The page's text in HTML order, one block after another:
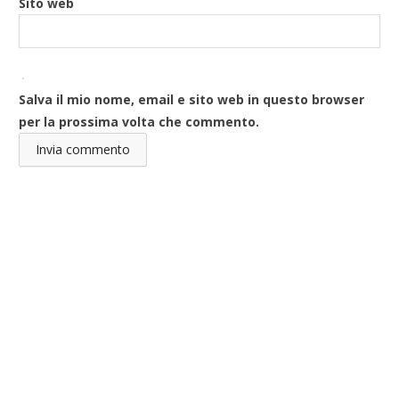
Salva il mio nome, email e sito web in questo browser
per la prossima volta che commento.